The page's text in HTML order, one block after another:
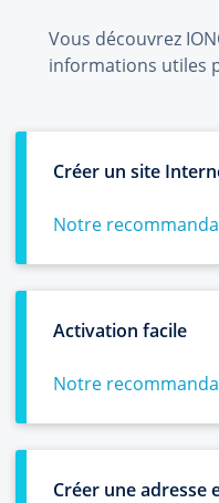
Vous découvrez
informations utiles
Créer un site
Notre
Activation facile
Notre
Créer une adresse